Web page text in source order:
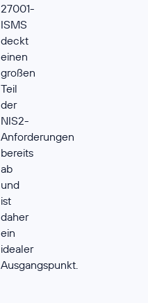
27001-
ISMS
deckt
einen
großen
Teil
der
NIS2-
Anforderungen
bereits
ab
und
ist
daher
ein
idealer
Ausgangspunkt.